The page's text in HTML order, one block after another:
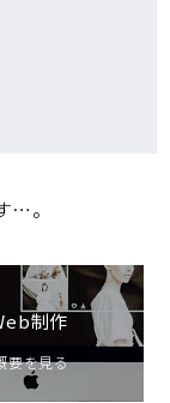
…。
制作
要を見る